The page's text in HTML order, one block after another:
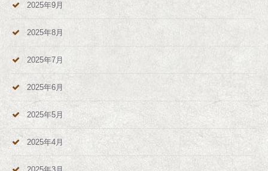
2025年9月
2025年8月
2025年7月
2025年6月
2025年5月
2025年4月